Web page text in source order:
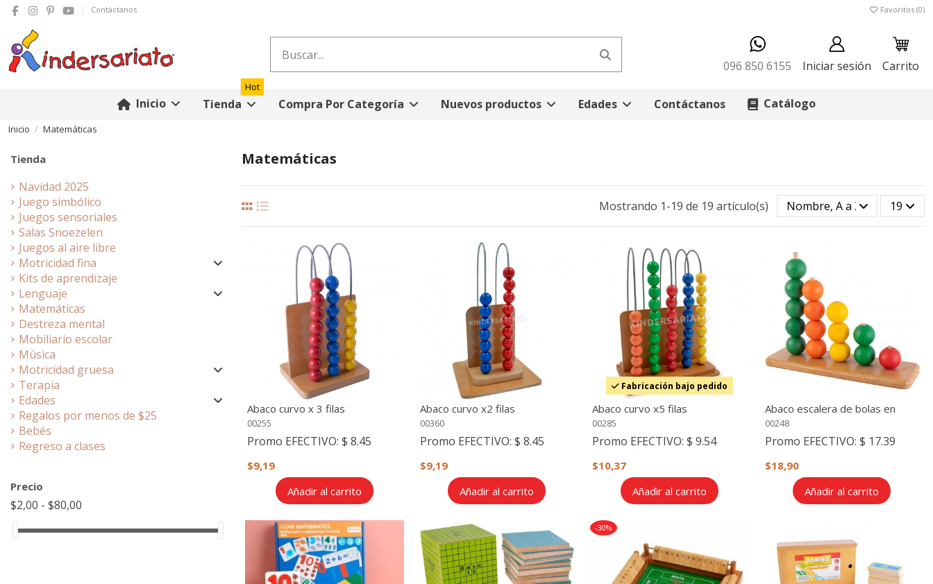
Contáctanos Favoritos (0)
096 850 6155 Iniciar sesión Carrito
Inicio Tienda
Hot
Compra Por Categoría Nuevos productos Edades Contáctanos Catálogo
Inicio Matemáticas
Matemáticas
Mostrando 1-19 de 19 artículo(s) Nombre, A a Z 19
Abaco curvo x 3 filas
00255
Promo EFECTIVO: $ 8.45
$9,19
Añadir al carrito
Abaco curvo x2 filas
00360
Promo EFECTIVO: $ 8.45
$9,19
Añadir al carrito
Fabricación bajo pedido
Abaco curvo x5 filas
00285
Promo EFECTIVO: $ 9.54
$10,37
Añadir al carrito
Abaco escalera de bolas en
madera
00248
Promo EFECTIVO: $ 17.39
$18,90
Añadir al carrito
-30%
Tienda
Navidad 2025
Juego simbólico
Juegos sensoriales
Salas Snoezelen
Juegos al aire libre
Motricidad fina
Kits de aprendizaje
Lenguaje
Matemáticas
Destreza mental
Mobiliario escolar
Música
Motricidad gruesa
Terapia
Edades
Regalos por menos de $25
Bebés
Regreso a clases
Precio
$2,00 - $80,00